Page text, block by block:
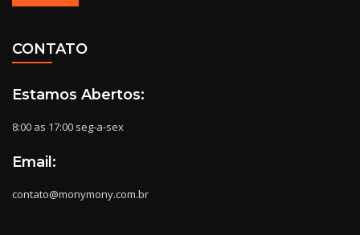
CONTATO
Estamos Abertos:
8:00 as 17:00 seg-a-sex
Email:
contato@monymony.com.br